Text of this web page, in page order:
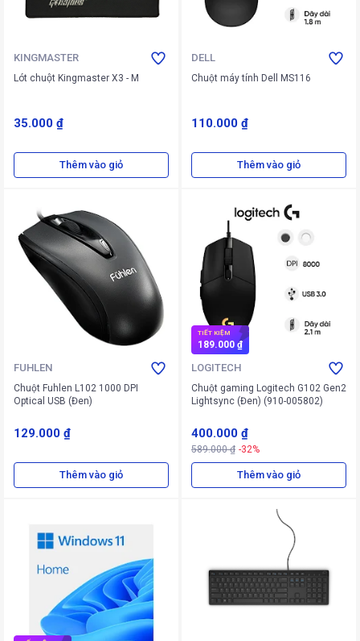
KINGMASTER
Lót chuột Kingmaster X3 - M
35.000 ₫
Thêm vào giỏ
DELL
Chuột máy tính Dell MS116
110.000 ₫
Thêm vào giỏ
FUHLEN
Chuột Fuhlen L102 1000 DPI
Optical USB (Đen)
129.000 ₫
Thêm vào giỏ
TIẾT KIỆM
189.000 ₫
LOGITECH
Chuột gaming Logitech G102 Gen2
Lightsync (Đen) (910-005802)
400.000 ₫
589.000 ₫ -32%
Thêm vào giỏ